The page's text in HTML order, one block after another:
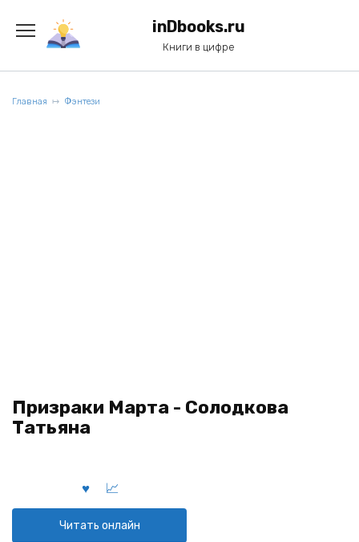
содержанию
inDbooks.ru
Книги в цифре
Главная Фэнтези
Призраки Марта - Солодкова
Татьяна
Читать онлайн